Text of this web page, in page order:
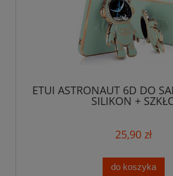
ETUI ASTRONAUT 6D DO
SILIKON +
25,90 zł
do koszyka